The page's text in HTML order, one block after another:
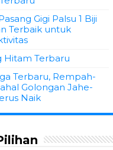
Gigi Palsu 1 Biji
Terbaik untuk
Hitam Terbaru
Terbaru, Rempah-
Golongan Jahe-
Naik